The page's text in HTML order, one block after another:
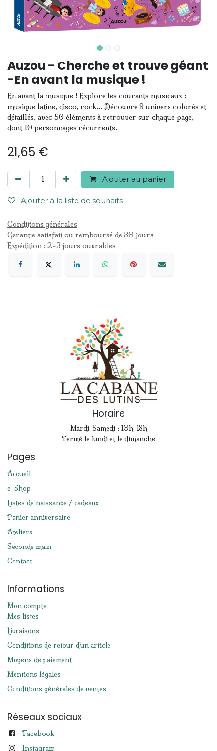
Auzou - Cherche et trouve géant
-En avant la musique !
En avant la musique ! Explore les courants musicaux :
musique latine, disco, rock... Découvre 9 univers colorés et
détaillés, avec 50 éléments à retrouver sur chaque page,
dont 10 personnages récurrents.
21,65 €
Ajouter au panier
Ajouter à la liste de souhaits
Conditions générales
Garantie satisfait ou remboursé de 30 jours
Expédition : 2-3 jours ouvrables
Horaire
Mardi-Samedi : 10h-18h
Fermé le lundi et le dimanche
Pages
Accueil
e-Shop
Listes de naissance / cadeaux
Panier anniversaire
Ateliers
Seconde main
Contact
Informations
Mon compte
Mes listes
Livraisons
Conditions de retour d'un article
Moyens de paiement
Mentions légales
Conditions générales de ventes
Réseaux sociaux
Facebook
Instagram